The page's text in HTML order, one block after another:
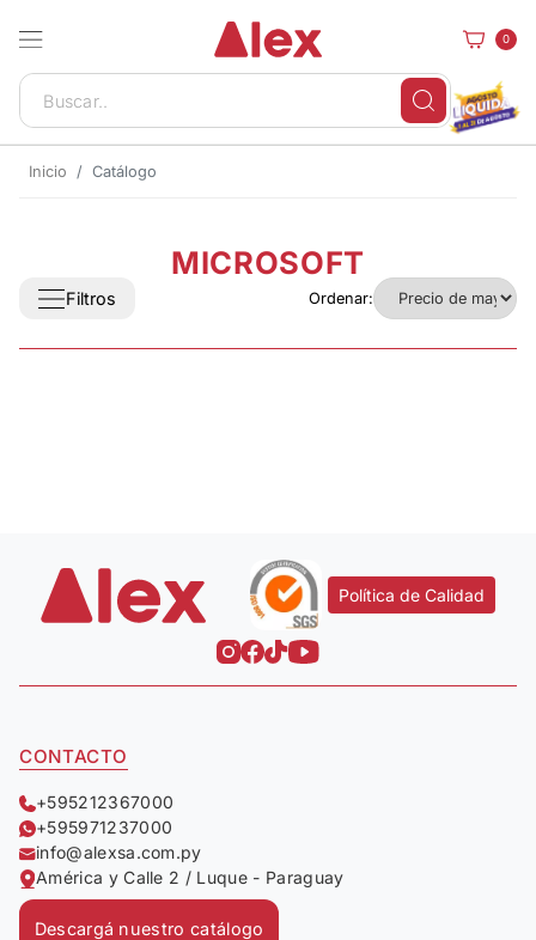
0
Inicio Catálogo
MICROSOFT
Filtros Ordenar:
Política de Calidad
CONTACTO
+595212367000
+595971237000
info@alexsa.com.py
América y Calle 2 / Luque - Paraguay
Descargá nuestro catálogo